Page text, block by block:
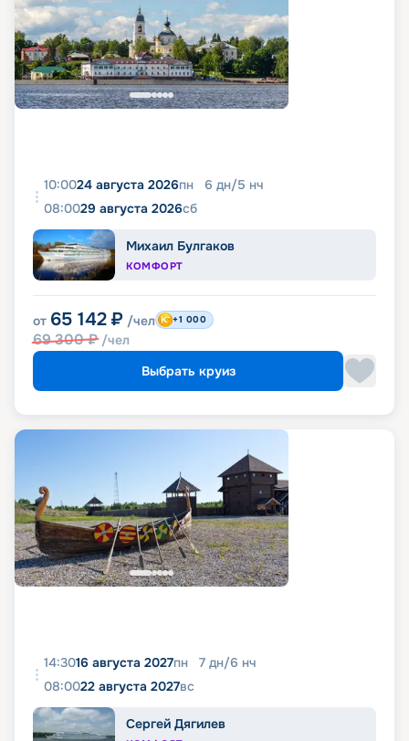
10:0024 августа 2026пн 6 дн/5 нч
08:0029 августа 2026сб
Михаил Булгаков
КОМФОРТ
от 65 142 ₽ /чел
69 300₽ /чел
+1 000
Выбрать круиз
14:3016 августа 2027пн 7 дн/6 нч
08:0022 августа 2027вс
Сергей Дягилев